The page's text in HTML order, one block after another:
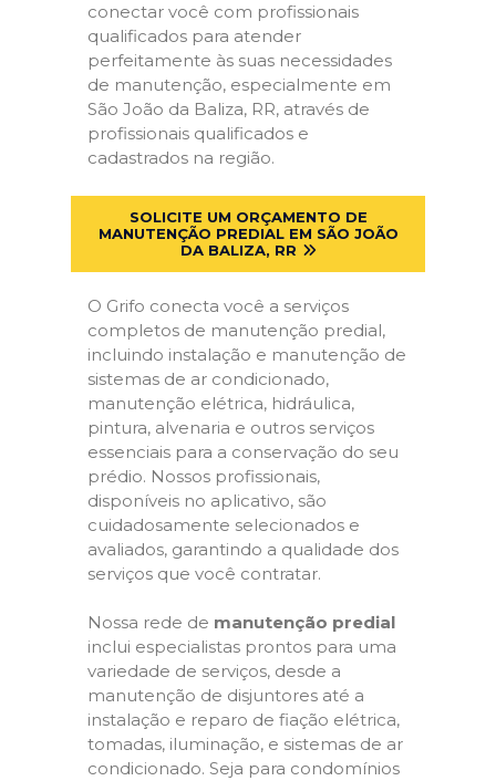
conectar você com profissionais
qualificados para atender
perfeitamente às suas necessidades
de manutenção, especialmente em
São João da Baliza, RR, através de
profissionais qualificados e
cadastrados na região.
SOLICITE UM ORÇAMENTO DE
MANUTENÇÃO PREDIAL EM SÃO JOÃO
DA BALIZA, RR
O Grifo conecta você a serviços
completos de manutenção predial,
incluindo instalação e manutenção de
sistemas de ar condicionado,
manutenção elétrica, hidráulica,
pintura, alvenaria e outros serviços
essenciais para a conservação do seu
prédio. Nossos profissionais,
disponíveis no aplicativo, são
cuidadosamente selecionados e
avaliados, garantindo a qualidade dos
serviços que você contratar.
Nossa rede de manutenção predial
inclui especialistas prontos para uma
variedade de serviços, desde a
manutenção de disjuntores até a
instalação e reparo de fiação elétrica,
tomadas, iluminação, e sistemas de ar
condicionado. Seja para condomínios